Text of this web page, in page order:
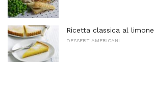
Ricetta classica al limone
DESSERT AMERICANI